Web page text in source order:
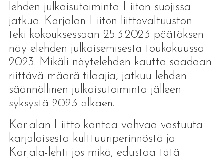
lehden julkaisutoiminta Liiton suojissa
jatkua. Karjalan Liiton liittovaltuuston
teki kokouksessaan 25.3.2023 päätöksen
näytelehden julkaisemisesta toukokuussa
2023. Mikäli näytelehden kautta saadaan
riittävä määrä tilaajia, jatkuu lehden
säännöllinen julkaisutoiminta jälleen
syksystä 2023 alkaen.
Karjalan Liitto kantaa vahvaa vastuuta
karjalaisesta kulttuuriperinnöstä ja
Karjala-lehti jos mikä, edustaa tätä